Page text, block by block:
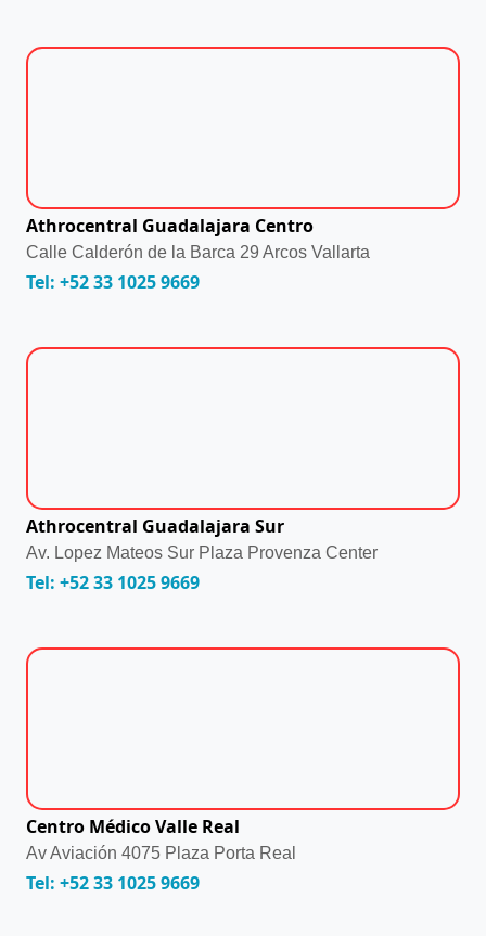
Athrocentral Guadalajara Centro
Calle Calderón de la Barca 29 Arcos Vallarta
Tel: +52 33 1025 9669
Athrocentral Guadalajara Sur
Av. Lopez Mateos Sur Plaza Provenza Center
Tel: +52 33 1025 9669
Centro Médico Valle Real
Av Aviación 4075 Plaza Porta Real
Tel: +52 33 1025 9669